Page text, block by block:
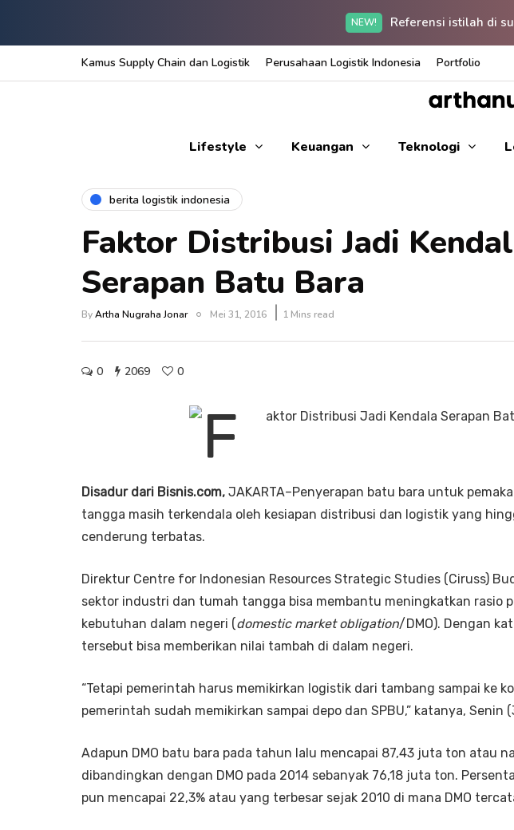
NEW! Referensi istilah di
Kamus Supply Chain dan Logistik Perusahaan Logistik Indonesia Portfolio
Lifestyle Keuangan Teknologi
berita logistik indonesia
Faktor Distribusi Jadi
Serapan Batu Bara
ByArtha Nugraha Jonar Mei 31, 2016 1 Mins read
0 2069 0
Disadur dari Bisnis.com, JAKARTA–Penyerapan batu bara untuk
tangga masih terkendala oleh kesiapan distribusi dan logistik yang
cenderung terbatas.
Direktur Centre for Indonesian Resources Strategic Studies (Ciruss)
sektor industri dan tumah tangga bisa membantu meningkatkan rasio
kebutuhan dalam negeri (domestic market obligation/DMO). Dengan
tersebut bisa memberikan nilai tambah di dalam negeri.
“Tetapi pemerintah harus memikirkan logistik dari tambang sampai ke
pemerintah sudah memikirkan sampai depo dan SPBU,” katanya, Senin
Adapun DMO batu bara pada tahun lalu mencapai 87,43 juta ton atau
dibandingkan dengan DMO pada 2014 sebanyak 76,18 juta ton.
pun mencapai 22,3% atau yang terbesar sejak 2010 di mana DMO